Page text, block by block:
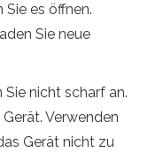
Sie es öffnen.
Sie neue
nicht scharf an.
Verwenden
Gerät nicht zu